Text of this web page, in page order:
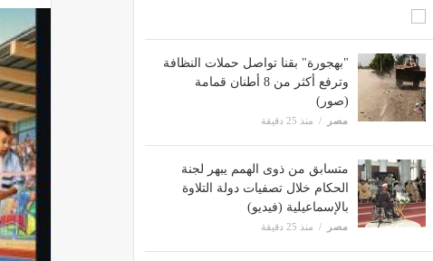
"بهجورة" بقنا تواصل حملات النظافة
وترفع أكثر من 8 أطنان قمامة
(صور)
مصر منذ 25 دقيقة
متسابق من ذوى الهمم يبهر لجنة
الحكام خلال تصفيات دولة التلاوة
بالإسماعيلية (فيديو)
مصر منذ 25 دقيقة